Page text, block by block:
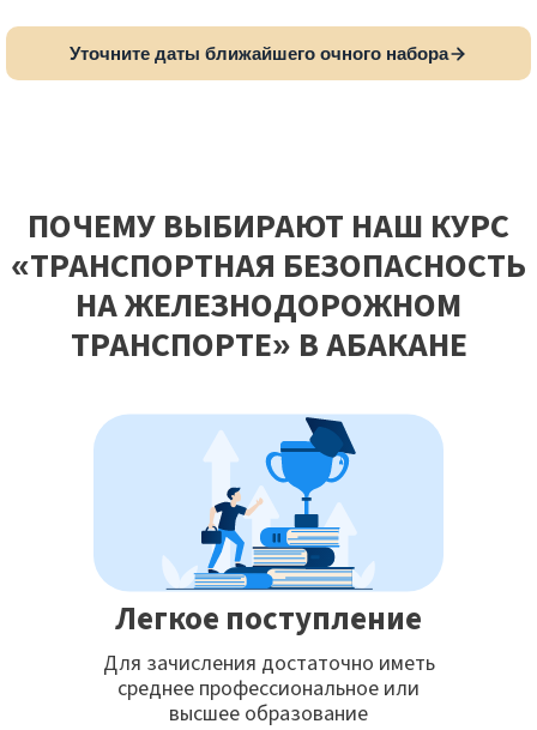
Уточните даты ближайшего очного набора
ПОЧЕМУ ВЫБИРАЮТ НАШ КУРС
«ТРАНСПОРТНАЯ БЕЗОПАСНОСТЬ
НА ЖЕЛЕЗНОДОРОЖНОМ
ТРАНСПОРТЕ» В АБАКАНЕ
Легкое поступление
Для зачисления достаточно иметь
среднее профессиональное или
высшее образование